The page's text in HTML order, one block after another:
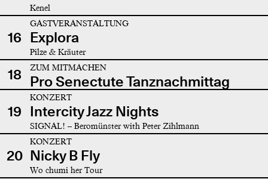
Kenel
16
GASTVERANSTALTUNG
Explora
Pilze & Kräuter
18 ZUM MITMACHEN
Pro Senectute Tanznachmittag
19
KONZERT
Intercity Jazz Nights
SIGNAL! – Beromünster with Peter Zihlmann
20
KONZERT
Nicky B Fly
Wo chumi her Tour